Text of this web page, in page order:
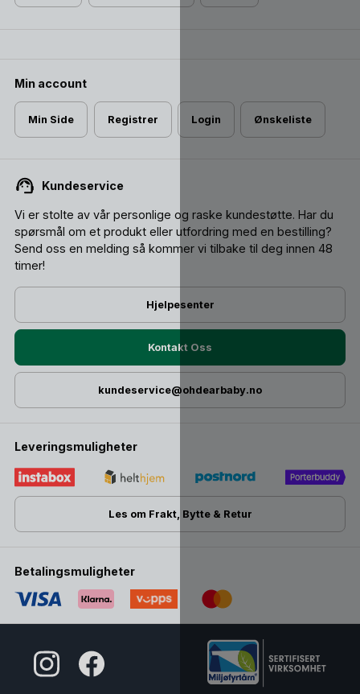
Min account
Min Side Registrer Login Ønskeliste
Kundeservice
Vi er stolte av vår personlige og raske kundestøtte. Har du
spørsmål om et produkt eller utfordring med en bestilling?
Send oss ​​en melding så kommer vi tilbake til deg innen 48
timer!
Hjelpesenter
Kontakt Oss
kundeservice@ohdearbaby.no
Leveringsmuligheter
Les om Frakt, Bytte & Retur
Betalingsmuligheter